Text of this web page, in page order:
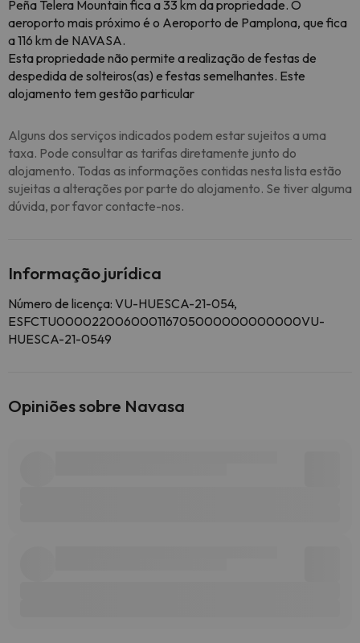
Peña Telera Mountain fica a 33 km da propriedade. O
aeroporto mais próximo é o Aeroporto de Pamplona, que fica
a 116 km de NAVASA.
Esta propriedade não permite a realização de festas de
despedida de solteiros(as) e festas semelhantes. Este
alojamento tem gestão particular
Alguns dos serviços indicados podem estar sujeitos a uma
taxa. Pode consultar as tarifas diretamente junto do
alojamento. Todas as informações contidas nesta lista estão
sujeitas a alterações por parte do alojamento. Se tiver alguma
dúvida, por favor contacte-nos.
Informação jurídica
Número de licença: VU-HUESCA-21-054,
ESFCTU000022006000116705000000000000VU-
HUESCA-21-0549
Opiniões sobre Navasa